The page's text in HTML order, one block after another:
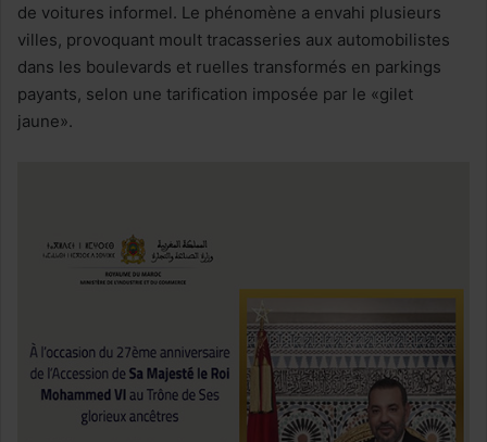
de voitures informel. Le phénomène a envahi plusieurs
villes, provoquant moult tracasseries aux automobilistes
dans les boulevards et ruelles transformés en parkings
payants, selon une tarification imposée par le «gilet
jaune».